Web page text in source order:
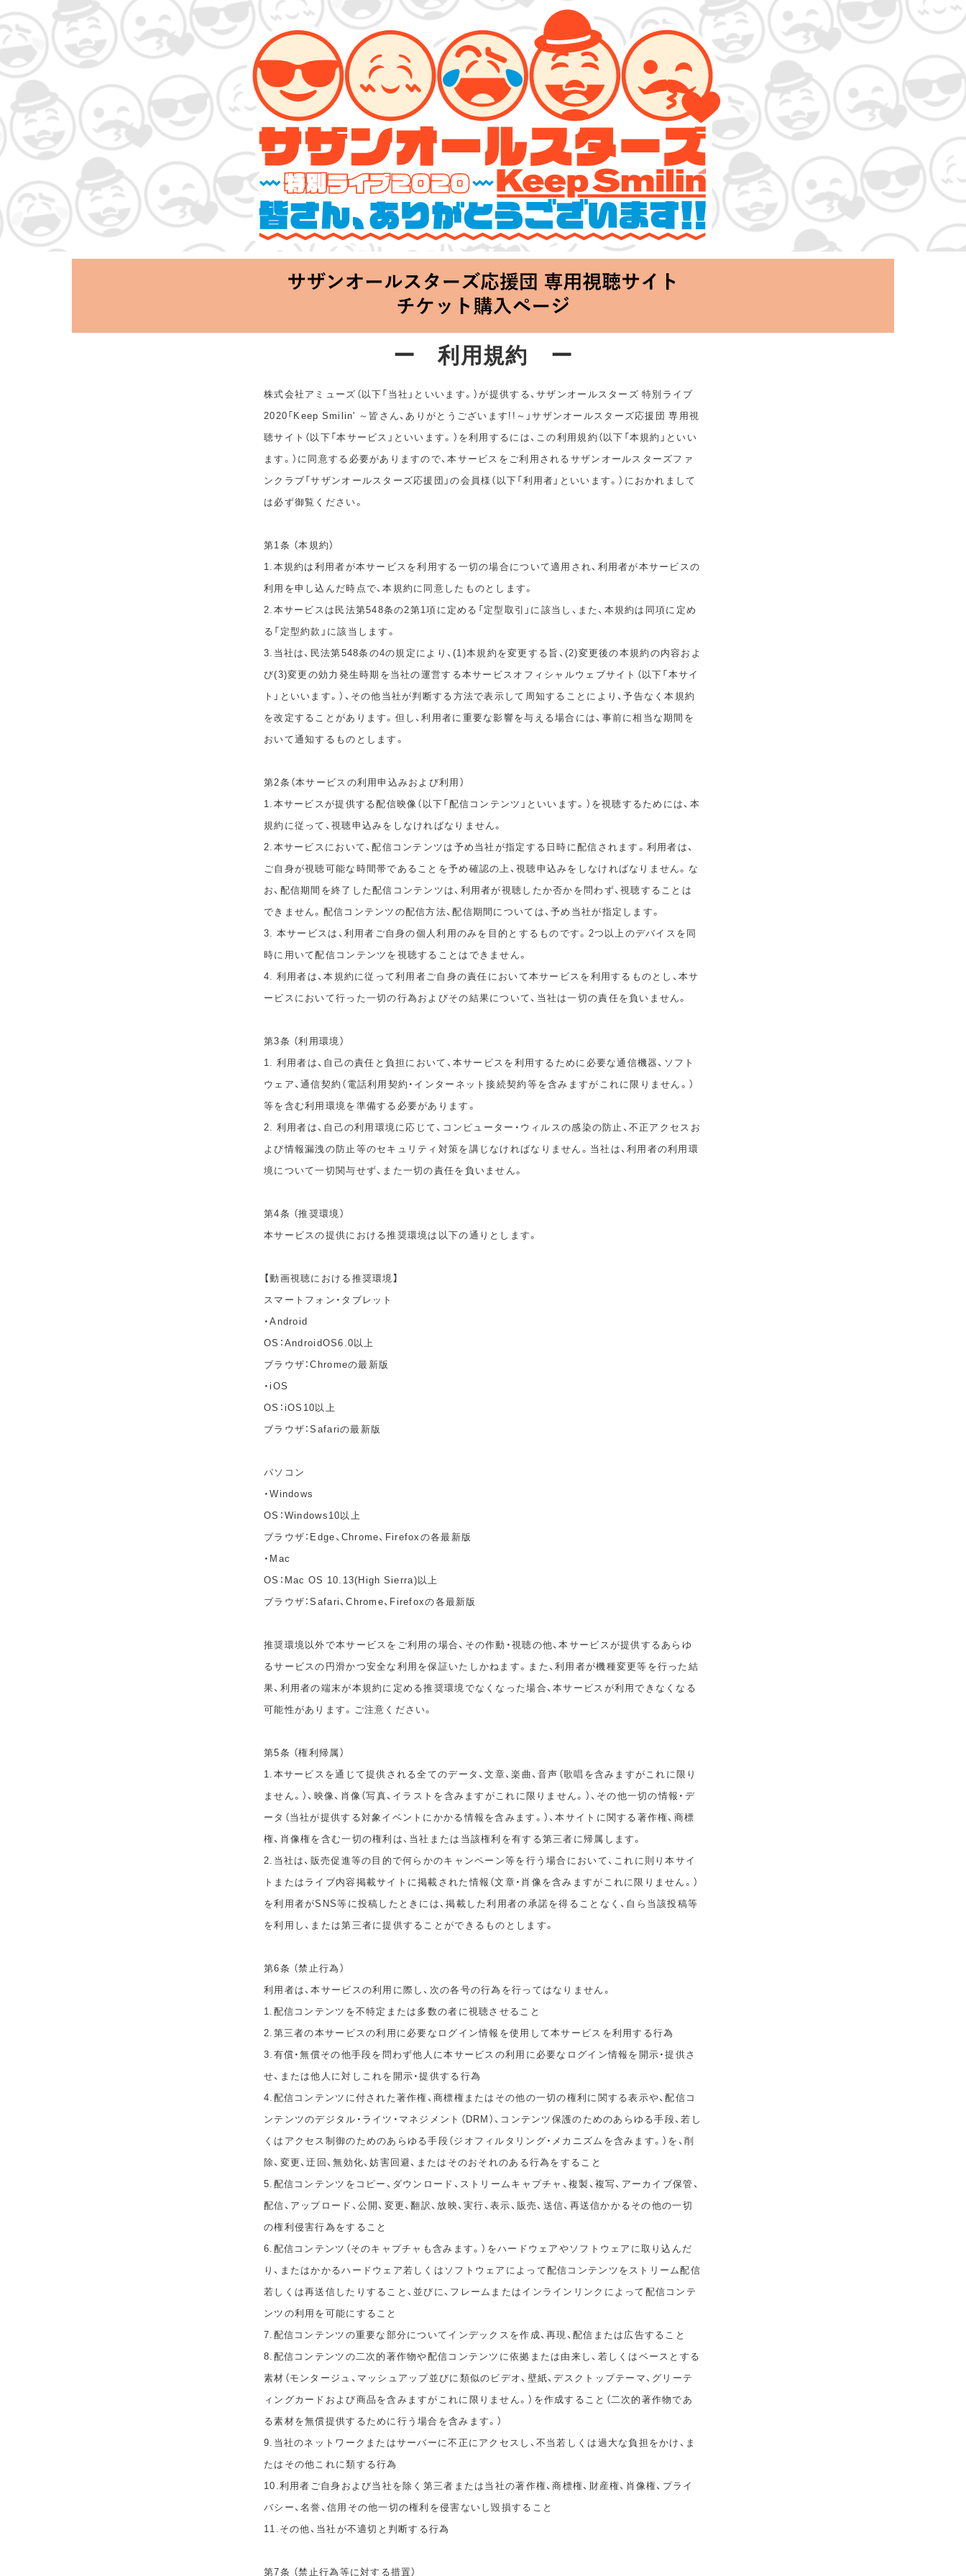
サザンオールスターズ 特別ライブ 2020
「Keep Smilin’～皆さん、ありがとうございます!!～」
2020.06.25 Thu 20:00 Start at 横浜アリーナ
ー 利用規約 ー
株式会社アミューズ（以下「当社」といいます。）が提供する、サザンオールスターズ 特別ライブ
2020「Keep Smilin' ～皆さん、ありがとうございます!!～」サザンオールスターズ応援団 専用視
聴サイト（以下「本サービス」といいます。）を利用するには、この利用規約（以下「本規約」といい
ます。）に同意する必要がありますので、本サービスをご利用されるサザンオールスターズファ
ンクラブ「サザンオールスターズ応援団」の会員様（以下「利用者」といいます。）におかれまして
は必ず御覧ください。
第1条 （本規約）
1.本規約は利用者が本サービスを利用する一切の場合について適用され、利用者が本サービスの
利用を申し込んだ時点で、本規約に同意したものとします。
2.本サービスは民法第548条の2第1項に定める「定型取引」に該当し、また、本規約は同項に定め
る「定型約款」に該当します。
3.当社は、民法第548条の4の規定により、(1)本規約を変更する旨、(2)変更後の本規約の内容およ
び(3)変更の効力発生時期を当社の運営する本サービスオフィシャルウェブサイト（以下「本サイ
ト」といいます。）、その他当社が判断する方法で表示して周知することにより、予告なく本規約
を改定することがあります。但し、利用者に重要な影響を与える場合には、事前に相当な期間を
おいて通知するものとします。
第2条（本サービスの利用申込みおよび利用）
1.本サービスが提供する配信映像（以下「配信コンテンツ」といいます。）を視聴するためには、本
規約に従って、視聴申込みをしなければなりません。
2.本サービスにおいて、配信コンテンツは予め当社が指定する日時に配信されます。利用者は、
ご自身が視聴可能な時間帯であることを予め確認の上、視聴申込みをしなければなりません。な
お、配信期間を終了した配信コンテンツは、利用者が視聴したか否かを問わず、視聴することは
できません。配信コンテンツの配信方法、配信期間については、予め当社が指定します。
3. 本サービスは、利用者ご自身の個人利用のみを目的とするものです。2つ以上のデバイスを同
時に用いて配信コンテンツを視聴することはできません。
4. 利用者は、本規約に従って利用者ご自身の責任において本サービスを利用するものとし、本サ
ービスにおいて行った一切の行為およびその結果について、当社は一切の責任を負いません。
第3条 （利用環境）
1. 利用者は、自己の責任と負担において、本サービスを利用するために必要な通信機器、ソフト
ウェア、通信契約（電話利用契約・インターネット接続契約等を含みますがこれに限りません。）
等を含む利用環境を準備する必要があります。
2. 利用者は、自己の利用環境に応じて、コンピューター・ウィルスの感染の防止、不正アクセスお
よび情報漏洩の防止等のセキュリティ対策を講じなければなりません。当社は、利用者の利用環
境について一切関与せず、また一切の責任を負いません。
第4条 （推奨環境）
本サービスの提供における推奨環境は以下の通りとします。
【動画視聴における推奨環境】
スマートフォン・タブレット
・Android
OS：AndroidOS6.0以上
ブラウザ：Chromeの最新版
・iOS
OS：iOS10以上
ブラウザ：Safariの最新版
パソコン
・Windows
OS：Windows10以上
ブラウザ：Edge、Chrome、Firefoxの各最新版
・Mac
OS：Mac OS 10.13(High Sierra)以上
ブラウザ：Safari、Chrome、Firefoxの各最新版
推奨環境以外で本サービスをご利用の場合、その作動・視聴の他、本サービスが提供するあらゆ
るサービスの円滑かつ安全な利用を保証いたしかねます。また、利用者が機種変更等を行った結
果、利用者の端末が本規約に定める推奨環境でなくなった場合、本サービスが利用できなくなる
可能性があります。ご注意ください。
第5条 （権利帰属）
1.本サービスを通じて提供される全てのデータ、文章、楽曲、音声（歌唱を含みますがこれに限り
ません。）、映像、肖像（写真、イラストを含みますがこれに限りません。）、その他一切の情報・デ
ータ（当社が提供する対象イベントにかかる情報を含みます。）、本サイトに関する著作権、商標
権、肖像権を含む一切の権利は、当社または当該権利を有する第三者に帰属します。
2.当社は、販売促進等の目的で何らかのキャンペーン等を行う場合において、これに則り本サイ
トまたはライブ内容掲載サイトに掲載された情報（文章・肖像を含みますがこれに限りません。）
を利用者がSNS等に投稿したときには、掲載した利用者の承諾を得ることなく、自ら当該投稿等
を利用し、または第三者に提供することができるものとします。
第6条 （禁止行為）
利用者は、本サービスの利用に際し、次の各号の行為を行ってはなりません。
1.配信コンテンツを不特定または多数の者に視聴させること
2.第三者の本サービスの利用に必要なログイン情報を使用して本サービスを利用する行為
3.有償・無償その他手段を問わず他人に本サービスの利用に必要なログイン情報を開示・提供さ
せ、または他人に対しこれを開示・提供する行為
4.配信コンテンツに付された著作権、商標権またはその他の一切の権利に関する表示や、配信コ
ンテンツのデジタル・ライツ・マネジメント（DRM）、コンテンツ保護のためのあらゆる手段、若し
くはアクセス制御のためのあらゆる手段（ジオフィルタリング・メカニズムを含みます。）を、削
除、変更、迂回、無効化、妨害回避、またはそのおそれのある行為をすること
5.配信コンテンツをコピー、ダウンロード、ストリームキャプチャ、複製、複写、アーカイブ保管、
配信、アップロード、公開、変更、翻訳、放映、実行、表示、販売、送信、再送信かかるその他の一切
の権利侵害行為をすること
6.配信コンテンツ（そのキャプチャも含みます。）をハードウェアやソフトウェアに取り込んだ
り、またはかかるハードウェア若しくはソフトウェアによって配信コンテンツをストリーム配信
若しくは再送信したりすること、並びに、フレームまたはインラインリンクによって配信コンテ
ンツの利用を可能にすること
7.配信コンテンツの重要な部分についてインデックスを作成、再現、配信または広告すること
8.配信コンテンツの二次的著作物や配信コンテンツに依拠または由来し、若しくはベースとする
素材（モンタージュ、マッシュアップ並びに類似のビデオ、壁紙、デスクトップテーマ、グリーテ
ィングカードおよび商品を含みますがこれに限りません。）を作成すること（二次的著作物であ
る素材を無償提供するために行う場合を含みます。）
9.当社のネットワークまたはサーバーに不正にアクセスし、不当若しくは過大な負担をかけ、ま
たはその他これに類する行為
10.利用者ご自身および当社を除く第三者または当社の著作権、商標権、財産権、肖像権、プライ
バシー、名誉、信用その他一切の権利を侵害ないし毀損すること
11.その他、当社が不適切と判断する行為
第7条 （禁止行為等に対する措置）